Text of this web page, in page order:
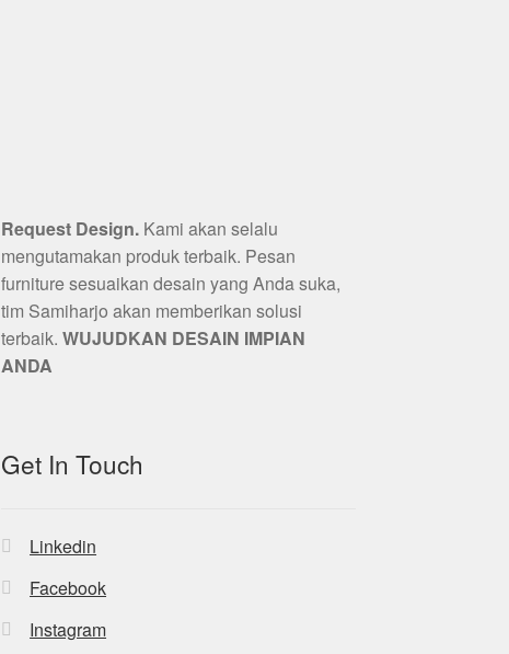
Request Design. Kami akan selalu
mengutamakan produk terbaik. Pesan
furniture sesuaikan desain yang Anda suka,
tim Samiharjo akan memberikan solusi
terbaik.WUJUDKAN DESAIN IMPIAN
ANDA
Get In Touch
Linkedin
Facebook
Instagram